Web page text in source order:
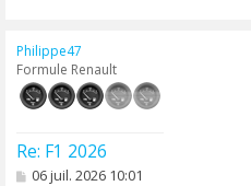
Philippe47
Formule Renault
Re: F1 2026
M
06 juil. 2026 10:01